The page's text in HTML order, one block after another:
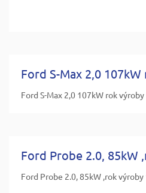
Ford S-Max 2,0
Ford S-Max 2,0 107kW rok
Ford Probe 2.0, 85kW
Ford Probe 2.0, 85kW ,rok